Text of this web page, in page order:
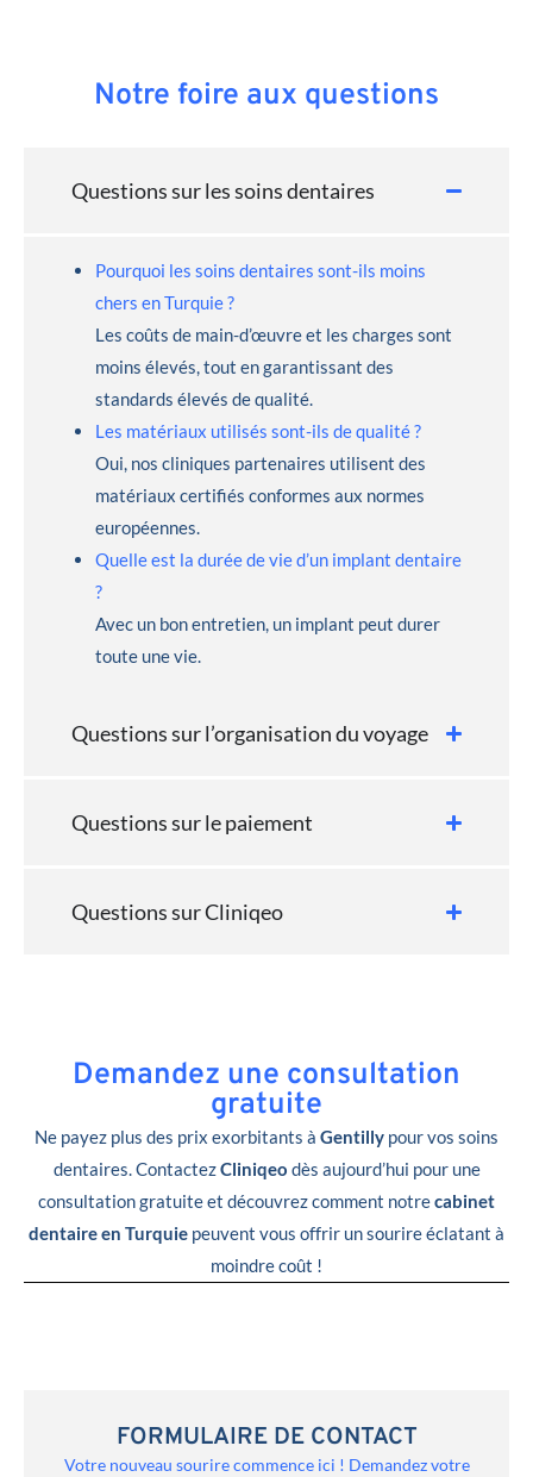
Notre foire aux questions
Questions sur les soins dentaires
Pourquoi les soins dentaires sont-ils moins
chers en Turquie ?
Les coûts de main-d’œuvre et les charges sont
moins élevés, tout en garantissant des
standards élevés de qualité.
Les matériaux utilisés sont-ils de qualité ?
Oui, nos cliniques partenaires utilisent des
matériaux certifiés conformes aux normes
européennes.
Quelle est la durée de vie d’un implant dentaire
?
Avec un bon entretien, un implant peut durer
toute une vie.
Questions sur l’organisation du voyage
Questions sur le paiement
Questions sur Cliniqeo
Demandez une consultation
gratuite
Ne payez plus des prix exorbitants à Gentilly pour vos soins
dentaires. ContactezCliniqeo dès aujourd’hui pour une
consultation gratuite et découvrez comment notrecabinet
dentaire en Turquie peuvent vous offrir un sourire éclatant à
moindre coût !
FORMULAIRE DE CONTACT
Votre nouveau sourire commence ici ! Demandez votre